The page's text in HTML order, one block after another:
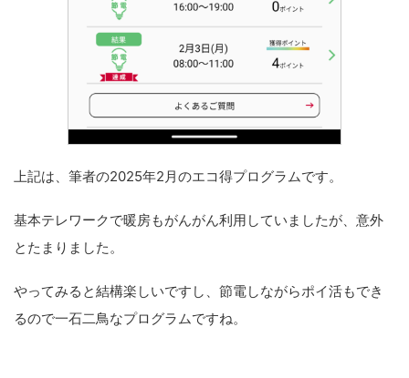
上記は、筆者の2025年2月のエコ得プログラムです。
基本テレワークで暖房もがんがん利用していましたが、意外
とたまりました。
やってみると結構楽しいですし、節電しながらポイ活もでき
るので一石二鳥なプログラムですね。